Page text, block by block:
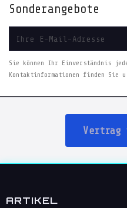
Sonderangebote
Sie können Ihr Einverständnis
Kontaktinformationen finden Sie
Vertrag
ARTIKEL